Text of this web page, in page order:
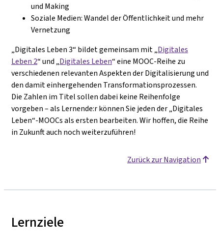
und Making
Soziale Medien: Wandel der Öffentlichkeit und mehr
Vernetzung
„Digitales Leben 3“ bildet gemeinsam mit „Digitales
Leben 2“ und „Digitales Leben“ eine MOOC-Reihe zu
verschiedenen relevanten Aspekten der Digitalisierung und
den damit einhergehenden Transformationsprozessen.
Die Zahlen im Titel sollen dabei keine Reihenfolge
vorgeben – als Lernende:r können Sie jeden der „Digitales
Leben“-MOOCs als ersten bearbeiten. Wir hoffen, die Reihe
in Zukunft auch noch weiterzuführen!
Zurück zur Navigation
Lernziele